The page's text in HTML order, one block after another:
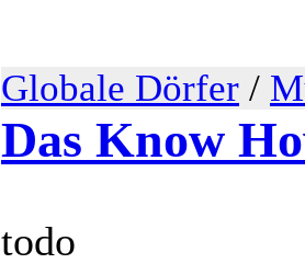
Globale Dörfer /
Das Know
todo